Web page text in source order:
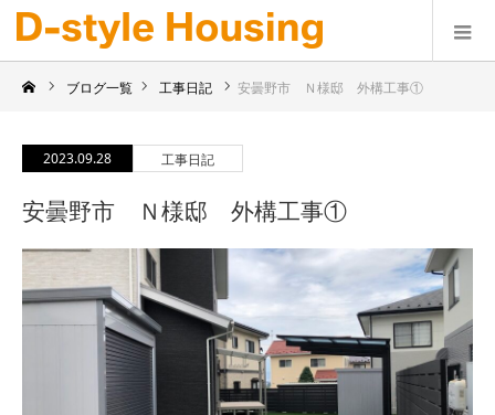
ブログ一覧 工事日記 安曇野市 Ｎ様邸 外構工事①
2023.09.28 工事日記
安曇野市 Ｎ様邸 外構工事①